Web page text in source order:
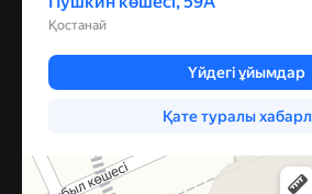
Компрессор
Запчасти и аксессуары для бытовой